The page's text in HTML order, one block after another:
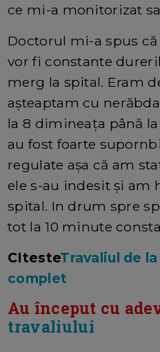
ce mi-a monitorizat
Doctorul mi-a spus
vor fi constante
merg la spital. Eram
așteaptam cu
la 8 dimineața până
au fost foarte
regulate așa că am
ele s-au indesit și am
spital. In drum spre
tot la 10 minute
CItesteTravaliul de
complet
Au început cu
travaliului